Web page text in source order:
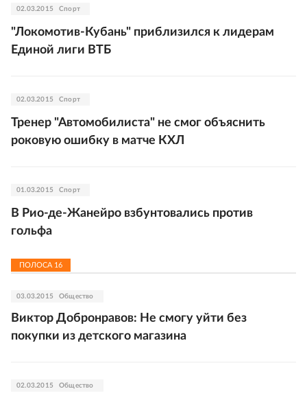
02.03.2015 Спорт
"Локомотив-Кубань" приблизился к лидерам
Единой лиги ВТБ
02.03.2015 Спорт
Тренер "Автомобилиста" не смог объяснить
роковую ошибку в матче КХЛ
01.03.2015 Спорт
В Рио-де-Жанейро взбунтовались против
гольфа
ПОЛОСА 16
03.03.2015 Общество
Виктор Добронравов: Не смогу уйти без
покупки из детского магазина
02.03.2015 Общество